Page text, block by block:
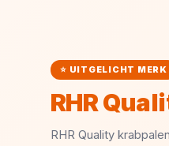
⭐ UITGELICHT MERK
RHR
RHR Quality